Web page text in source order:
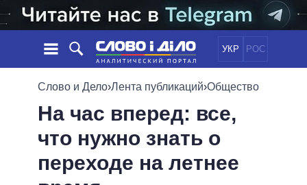
УКР РОС
НОВОСТИ
ЛЕНТА
СОБЫТИЯ
СТАТЬИ
МНЕНИЯ
ПОЛИТИКА
ЭКОНОМИКА
ОБЩЕСТВО
ОБЕЩАНИЯ
ПОЛИТИКИ
ВСЕ ПОЛИТИКИИНФОГРАФИКА
Слово и Дело›Лента публикаций›Общество
На час вперед: все,
что нужно знать о
переходе на летнее